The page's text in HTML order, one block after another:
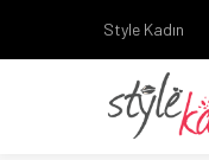
Style Kadın